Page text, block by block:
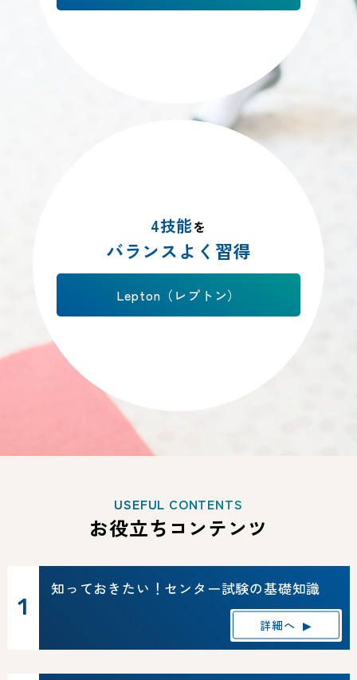
4技能を
バランスよく習得
Lepton（レプトン）
USEFUL CONTENTS
お役立ちコンテンツ
知っておきたい！センター試験の基礎知識
詳細へ ▶